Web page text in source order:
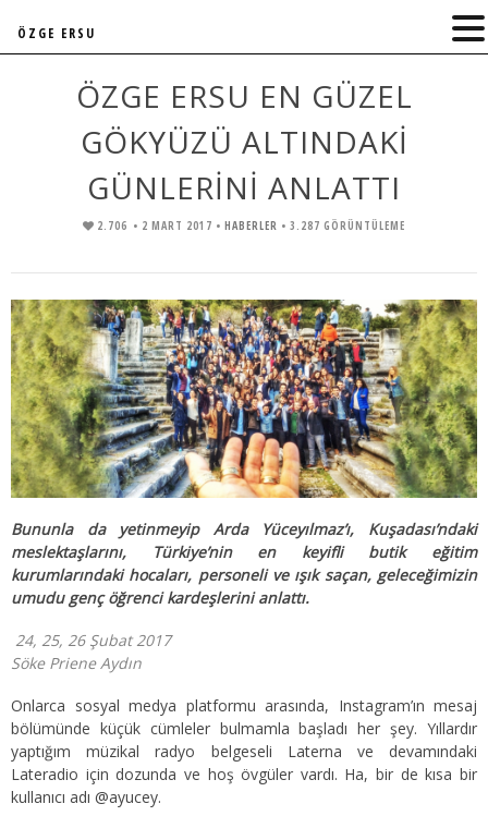
ÖZGE ERSU EN GÜZEL
GÖKYÜZÜ ALTINDAKİ
GÜNLERİNİ ANLATTI
2.706 • 2 MART 2017 • HABERLER • 3.287 GÖRÜNTÜLEME
Bununla da yetinmeyip Arda Yüceyılmaz’ı, Kuşadası’ndaki
meslektaşlarını, Türkiye’nin en keyifli butik eğitim
kurumlarındaki hocaları, personeli ve ışık saçan, geleceğimizin
umudu genç öğrenci kardeşlerini anlattı.
24, 25, 26 Şubat 2017
Söke Priene Aydın
Onlarca sosyal medya platformu arasında, Instagram’ın mesaj
bölümünde küçük cümleler bulmamla başladı her şey. Yıllardır
yaptığım müzikal radyo belgeseli Laterna ve devamındaki
Lateradio için dozunda ve hoş övgüler vardı. Ha, bir de kısa bir
kullanıcı adı @ayucey.
ÖZGE ERSU